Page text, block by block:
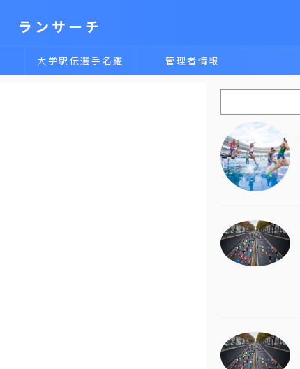
ランサーチ
大学駅伝選手名鑑 管理者情報